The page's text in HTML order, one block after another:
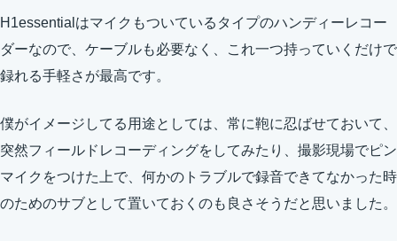
H1essentialはマイクもついているタイプのハンディーレコー
ダーなので、ケーブルも必要なく、これ一つ持っていくだけで
録れる手軽さが最高です。
僕がイメージしてる用途としては、常に鞄に忍ばせておいて、
突然フィールドレコーディングをしてみたり、撮影現場でピン
マイクをつけた上で、何かのトラブルで録音できてなかった時
のためのサブとして置いておくのも良さそうだと思いました。